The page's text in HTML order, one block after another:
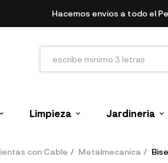
Hacemos envios a todo el
Limpieza Jardineria
con Cable Metalmecanica